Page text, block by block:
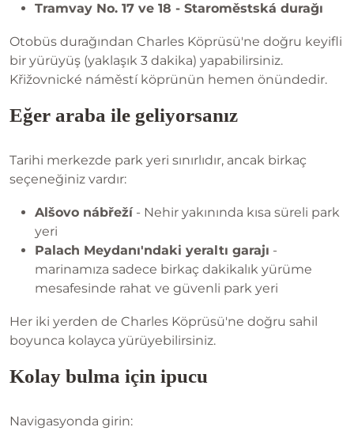
Tramvay No. 17 ve 18 - Staroměstská durağı
Otobüs durağından Charles Köprüsü'ne doğru keyifli
bir yürüyüş (yaklaşık 3 dakika) yapabilirsiniz.
Křižovnické náměstí köprünün hemen önündedir.
Eğer araba ile geliyorsanız
Tarihi merkezde park yeri sınırlıdır, ancak birkaç
seçeneğiniz vardır:
Alšovo nábřeží- Nehir yakınında kısa süreli park
yeri
Palach Meydanı'ndaki yeraltı garajı -
marinamıza sadece birkaç dakikalık yürüme
mesafesinde rahat ve güvenli park yeri
Her iki yerden de Charles Köprüsü'ne doğru sahil
boyunca kolayca yürüyebilirsiniz.
Kolay bulma için ipucu
Navigasyonda girin: